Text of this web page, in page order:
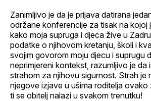
Zanimljivo je da je prijava datirana
održane konferencije za tisak na kojoj
kako moja supruga i djeca žive u
podatke o njihovom kretanju, školi i
svojim govorom moju djecu i suprugu
neprimjereni kontekst, razumljivo je da
strahom za njihovu sigurnost. Strah je
njegove izjave u ušima roditelja
ti se obitelj nalazi u svakom trenutku!